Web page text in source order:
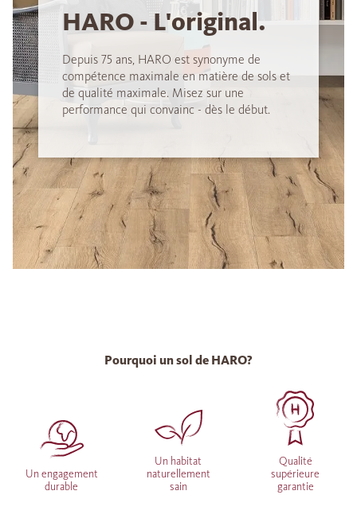
HARO - L'original.
Depuis 75 ans, HARO est synonyme de
compétence maximale en matière de sols et
de qualité maximale. Misez sur une
performance qui convainc - dès le début.
Pourquoi un sol de HARO?
Un engagement
durable
Un habitat
naturellement
sain
Qualité
supérieure
garantie